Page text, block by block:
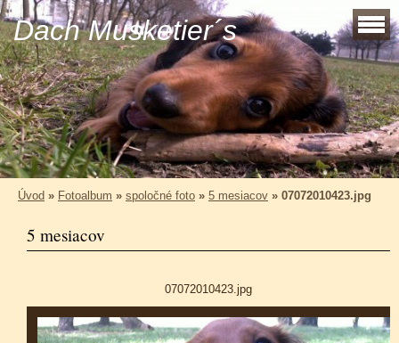
Dach Musketier´s
Úvod » Fotoalbum » spoločné foto » 5 mesiacov » 07072010423.jpg
5 mesiacov
07072010423.jpg